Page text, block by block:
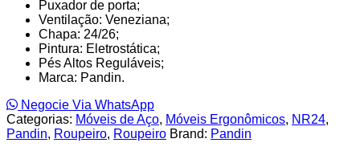
Puxador de porta;
Ventilação: Veneziana;
Chapa: 24/26;
Pintura: Eletrostática;
Pés Altos Reguláveis;
Marca: Pandin.
Negocie Via WhatsApp
Categorias: Móveis de Aço, Móveis Ergonômicos, NR24,
Pandin, Roupeiro, Roupeiro Brand: Pandin